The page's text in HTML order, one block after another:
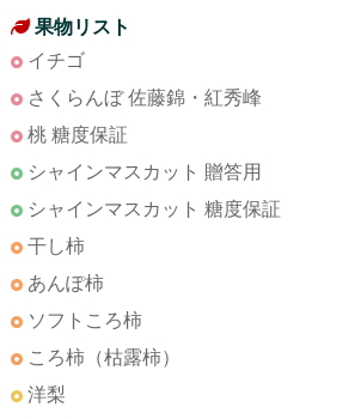
果物リスト
イチゴ
さくらんぼ 佐藤錦・紅秀峰
桃 糖度保証
シャインマスカット 贈答用
シャインマスカット 糖度保証
干し柿
あんぽ柿
ソフトころ柿
ころ柿（枯露柿）
洋梨